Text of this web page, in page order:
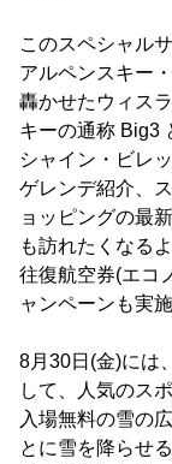
このスペシャル
アルペンスキー
轟かせたウィス
キーの通称 Big3
シャイン・ビレ
ゲレンデ紹介、
ョッピングの最
も訪れたくなる
往復航空券(エコ
ャンペーンも実施
8月30日(金)には
して、人気のス
入場無料の雪の
とに雪を降らせ